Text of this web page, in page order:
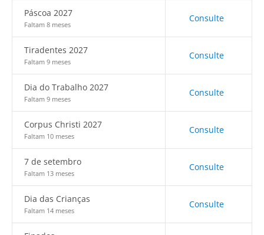
Páscoa 2027
Faltam 8 meses
Consulte
Tiradentes 2027
Faltam 9 meses
Consulte
Dia do Trabalho 2027
Faltam 9 meses
Consulte
Corpus Christi 2027
Faltam 10 meses
Consulte
7 de setembro
Faltam 13 meses
Consulte
Dia das Crianças
Faltam 14 meses
Consulte